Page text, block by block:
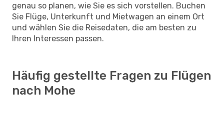
genau so planen, wie Sie es sich vorstellen. Buchen
Sie Flüge, Unterkunft und Mietwagen an einem Ort
und wählen Sie die Reisedaten, die am besten zu
Ihren Interessen passen.
Häufig gestellte Fragen zu Flügen
nach Mohe